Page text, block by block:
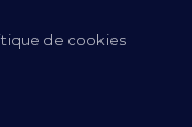
de cookies